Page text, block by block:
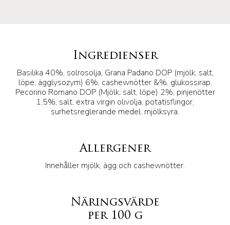
Ingredienser
Basilika 40%, solrosolja, Grana Padano DOP (mjölk, salt,
löpe, ägglysozym) 6%, cashewnötter &%, glukossirap,
Pecorino Romano DOP (Mjölk, salt, löpe) 2%, pinjenötter
1,5%, salt, extra virgin olivolja, potatisflingor,
surhetsreglerande medel: mjölksyra.
Allergener
Innehåller mjölk, ägg och cashewnötter.
Näringsvärde
per 100 g